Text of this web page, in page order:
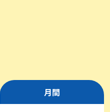
月間